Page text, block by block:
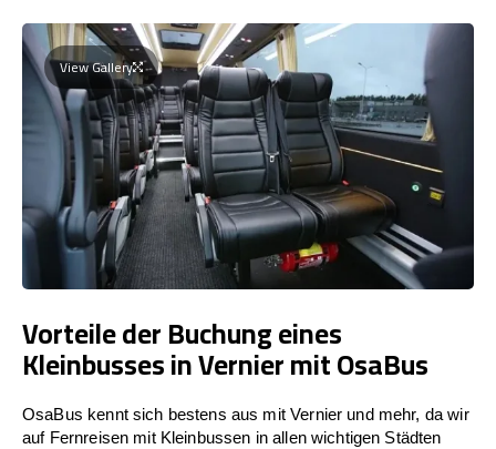
View Gallery
Vorteile der Buchung eines
Kleinbusses in Vernier mit OsaBus
OsaBus kennt sich bestens aus mit Vernier und mehr, da wir
auf Fernreisen mit Kleinbussen in allen wichtigen Städten